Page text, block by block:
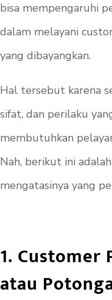
bisa mempengaruhi
dalam melayani
yang dibayangkan.
Hal tersebut karena
sifat, dan perilaku
membutuhkan
Nah, berikut ini
mengatasinya yang
1. Customer
atau